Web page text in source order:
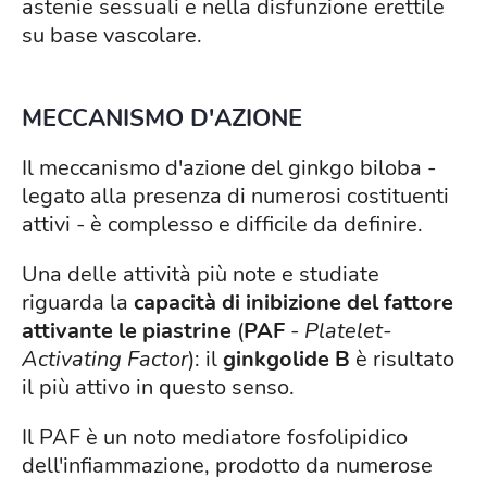
astenie sessuali e nella disfunzione erettile
su base vascolare.
MECCANISMO D'AZIONE
Il meccanismo d'azione del ginkgo biloba -
legato alla presenza di numerosi costituenti
attivi - è complesso e difficile da definire.
Una delle attività più note e studiate
riguarda la capacità di inibizione del fattore
attivante le piastrine (PAF - Platelet-
Activating Factor): ilginkgolide B è risultato
il più attivo in questo senso.
Il PAF è un noto mediatore fosfolipidico
dell'infiammazione, prodotto da numerose